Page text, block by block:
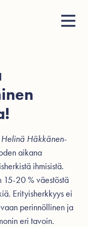
Häkkänen-
aikana
ihmisistä.
15-20 % väestöstä
Erityisherkkyys ei
perinnöllinen ja
eri tavoin.